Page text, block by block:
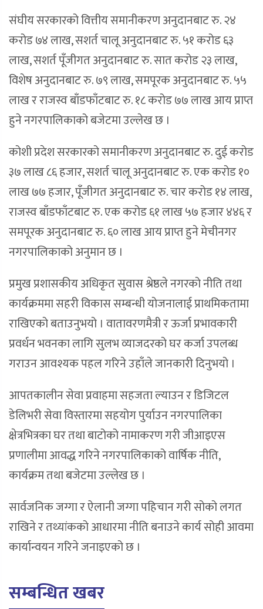
संघीय सरकारको वित्तीय समानीकरण अनुदानबाट रु. २४
करोड ७४ लाख, सशर्त चालू अनुदानबाट रु. ५१ करोड ६३
लाख, सशर्त पूँजीगत अनुदानबाट रु. सात करोड २३ लाख,
विशेष अनुदानबाट रु. ७९ लाख, समपूरक अनुदानबाट रु. ५५
लाख र राजस्व बाँडफाँटबाट रु. १८ करोड ७७ लाख आय प्राप्त
हुने नगरपालिकाको बजेटमा उल्लेख छ ।
कोशी प्रदेश सरकारको समानीकरण अनुदानबाट रु. दुई करोड
३७ लाख ८६ हजार, सशर्त चालू अनुदानबाट रु. एक करोड १०
लाख ७७ हजार, पूँजीगत अनुदानबाट रु. चार करोड १४ लाख,
राजस्व बाँडफाँटबाट रु. एक करोड ६१ लाख ५७ हजार ४४६ र
समपूरक अनुदानबाट रु. ६० लाख आय प्राप्त हुने मेचीनगर
नगरपालिकाको अनुमान छ ।
प्रमुख प्रशासकीय अधिकृत सुवास श्रेष्ठले नगरको नीति तथा
कार्यक्रममा सहरी विकास सम्बन्धी योजनालाई प्राथमिकतामा
राखिएको बताउनुभयो । वातावरणमैत्री र ऊर्जा प्रभावकारी
प्रवर्धन भवनका लागि सुलभ व्याजदरको घर कर्जा उपलब्ध
गराउन आवश्यक पहल गरिने उहाँले जानकारी दिनुभयो ।
आपतकालीन सेवा प्रवाहमा सहजता ल्याउन र डिजिटल
डेलिभरी सेवा विस्तारमा सहयोग पुर्याउन नगरपालिका
क्षेत्रभित्रका घर तथा बाटोको नामाकरण गरी जीआइएस
प्रणालीमा आवद्ध गरिने नगरपालिकाको वार्षिक नीति,
कार्यक्रम तथा बजेटमा उल्लेख छ ।
सार्वजनिक जग्गा र ऐलानी जग्गा पहिचान गरी सोको लगत
राखिने र तथ्यांकको आधारमा नीति बनाउने कार्य सोही आवमा
कार्यान्वयन गरिने जनाइएको छ ।
सम्बन्धित खबर